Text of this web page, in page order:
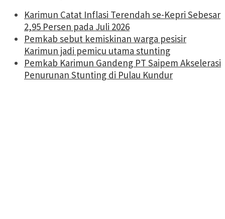
Karimun Catat Inflasi Terendah se-Kepri Sebesar
2,95 Persen pada Juli 2026
Pemkab sebut kemiskinan warga pesisir
Karimun jadi pemicu utama stunting
Pemkab Karimun Gandeng PT Saipem Akselerasi
Penurunan Stunting di Pulau Kundur